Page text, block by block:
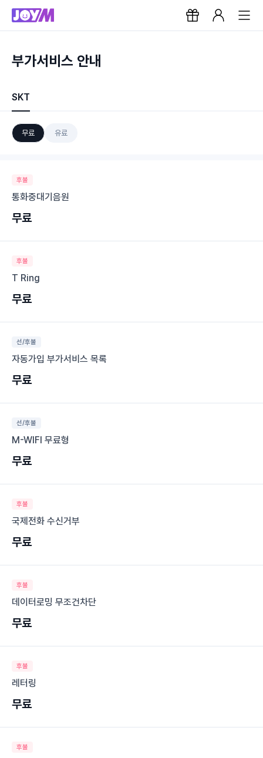
부가서비스 안내
SKT
무료 유료
후불
통화중대기음원
무료
후불
T Ring
무료
선/후불
자동가입 부가서비스 목록
무료
선/후불
M-WIFI 무료형
무료
후불
국제전화 수신거부
무료
후불
데이터로밍 무조건차단
무료
후불
레터링
무료
후불